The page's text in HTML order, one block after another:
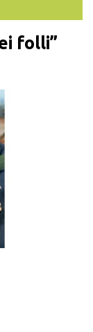
folli”